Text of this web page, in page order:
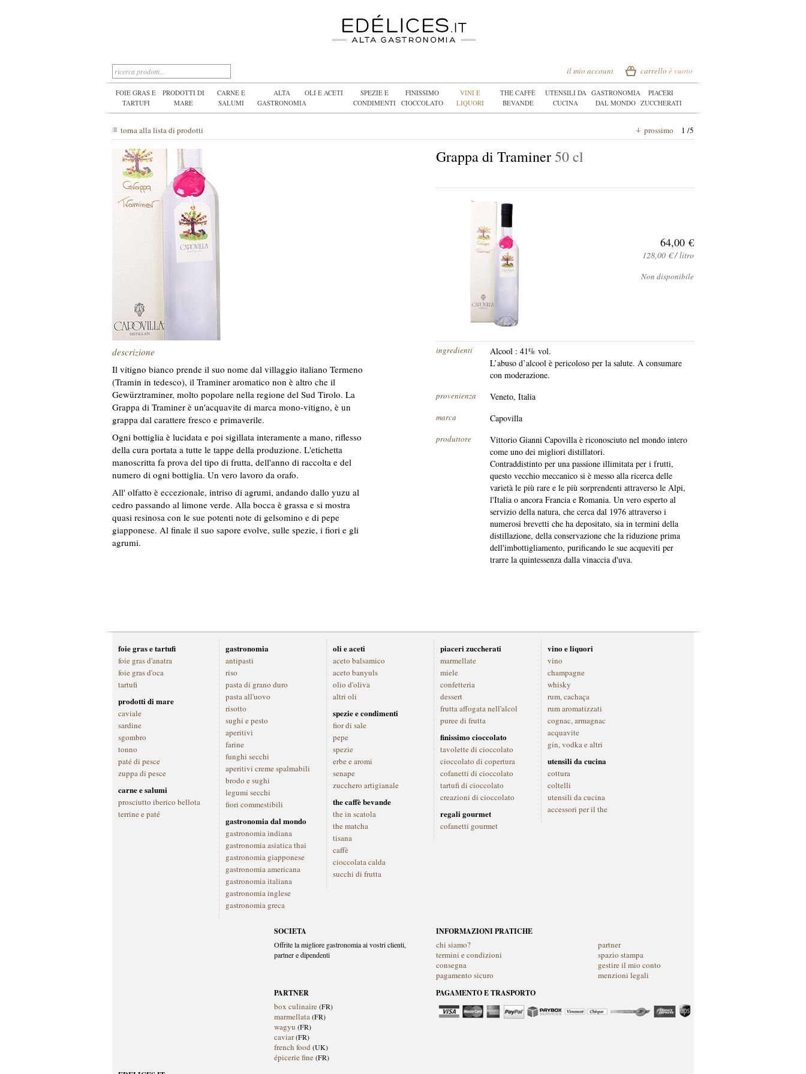
carrello è vuoto
il mio account
FOIE GRAS E
TARTUFI
PRODOTTI DI
MARE
CARNE E
SALUMI
ALTA
GASTRONOMIA
OLI E ACETI
SPEZIE E
CONDIMENTI
FINISSIMO
CIOCCOLATO
VINI E
LIQUORI
THE CAFFÈ
BEVANDE
UTENSILI DA
CUCINA
GASTRONOMIA
DAL MONDO
PIACERI
ZUCCHERATI
torna alla lista di prodotti prossimo 1 /5
Grappa di Traminer 50 cl
64,00 €
128,00 € / litro
Non disponibile
descrizione
Il vitigno bianco prende il suo nome dal villaggio italiano Termeno
(Tramin in tedesco), il Traminer aromatico non è altro che il
Gewürztraminer, molto popolare nella regione del Sud Tirolo. La
Grappa di Traminer è un'acquavite di marca mono-vitigno, è un
grappa dal carattere fresco e primaverile.
Ogni bottiglia è lucidata e poi sigillata interamente a mano, riflesso
della cura portata a tutte le tappe della produzione. L'etichetta
manoscritta fa prova del tipo di frutta, dell'anno di raccolta e del
numero di ogni bottiglia. Un vero lavoro da orafo.
All' olfatto è eccezionale, intriso di agrumi, andando dallo yuzu al
cedro passando al limone verde. Alla bocca è grassa e si mostra
quasi resinosa con le sue potenti note di gelsomino e di pepe
giapponese. Al finale il suo sapore evolve, sulle spezie, i fiori e gli
agrumi.
ingredienti
Alcool : 41% vol.
L’abuso d’alcool è pericoloso per la salute. A consumare
con moderazione.
provenienza Veneto, Italia
marca Capovilla
produttore
Vittorio Gianni Capovilla è riconosciuto nel mondo intero
come uno dei migliori distillatori.
Contraddistinto per una passione illimitata per i frutti,
questo vecchio meccanico si è messo alla ricerca delle
varietà le più rare e le più sorprendenti attraverso le Alpi,
l'Italia o ancora Francia e Romania. Un vero esperto al
servizio della natura, che cerca dal 1976 attraverso i
numerosi brevetti che ha depositato, sia in termini della
distillazione, della conservazione che la riduzione prima
dell'imbottigliamento, purificando le sue acqueviti per
trarre la quintessenza dalla vinaccia d'uva.
foie gras e tartufi
foie gras d'anatra
foie gras d'oca
tartufi
prodotti di mare
caviale
sardine
sgombro
tonno
paté di pesce
zuppa di pesce
carne e salumi
prosciutto iberico bellota
terrine e paté
gastronomia
antipasti
riso
pasta di grano duro
pasta all'uovo
risotto
sughi e pesto
aperitivi
farine
funghi secchi
aperitivi creme spalmabili
brodo e sughi
legumi secchi
fiori commestibili
gastronomia dal mondo
gastronomia indiana
gastronomia asiatica thai
gastronomia giapponese
gastronomia americana
gastronomia italiana
gastronomia inglese
gastronomia greca
oli e aceti
aceto balsamico
aceto banyuls
olio d'oliva
altri oli
spezie e condimenti
fior di sale
pepe
spezie
erbe e aromi
senape
zucchero artigianale
the caffè bevande
the in scatola
the matcha
tisana
caffè
cioccolata calda
succhi di frutta
piaceri zuccherati
marmellate
miele
confetteria
dessert
frutta affogata nell'alcol
puree di frutta
finissimo cioccolato
tavolette di cioccolato
cioccolato di copertura
cofanetti di cioccolato
tartufi di cioccolato
creazioni di cioccolato
regali gourmet
cofanetti gourmet
vino e liquori
vino
champagne
whisky
rum, cachaça
rum aromatizzati
cognac, armagnac
acquavite
gin, vodka e altri
utensili da cucina
cottura
coltelli
utensili da cucina
accessori per il the
SOCIETA
Offrite la migliore gastronomia ai vostri clienti,
partner e dipendenti
INFORMAZIONI PRATICHE
chi siamo?
termini e condizioni
consegna
pagamento sicuro
partner
spazio stampa
gestire il mio conto
menzioni legali
PARTNER
box culinaire(FR)
marmellata(FR)
wagyu (FR)
caviar(FR)
french food (UK)
épicerie fine(FR)
PAGAMENTO E TRASPORTO